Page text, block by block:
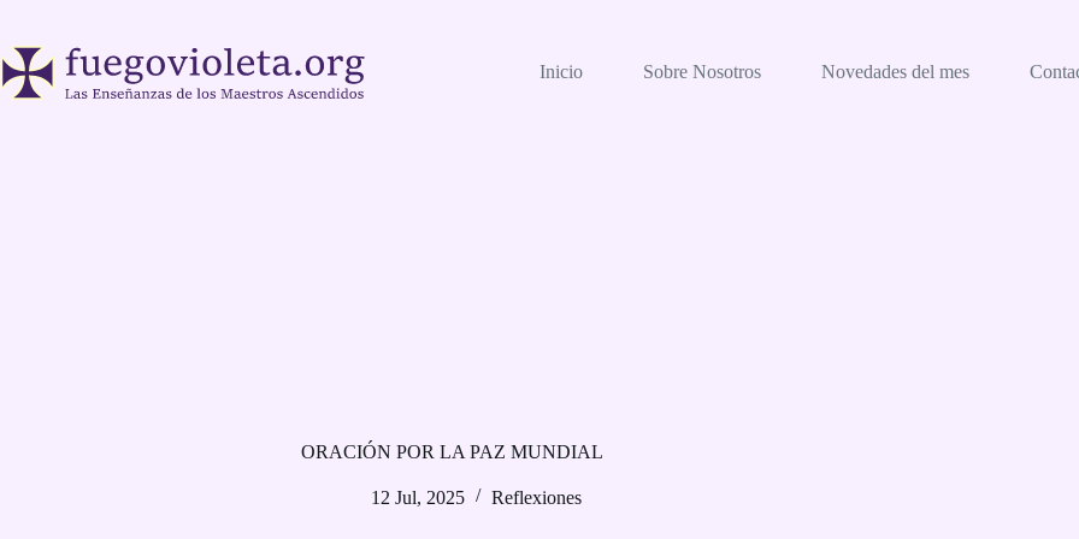
contenido
Inicio
Sobre Nosotros Novedades del mes
ORACIÓN POR LA PAZ MUNDIAL
12 Jul, 2025 Reflexiones